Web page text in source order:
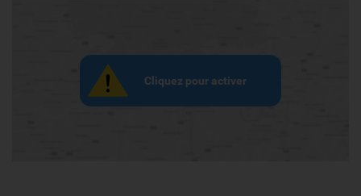
Cliquez pour activer